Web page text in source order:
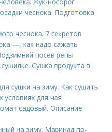
чеснока. Подготовка
чеснока. 7 секретов
—, как надо сажать
посев репы
Сушка продукта в
сушки на зиму. Как сушить
для чая
садовый. Описание
на зиму. Маринад по-